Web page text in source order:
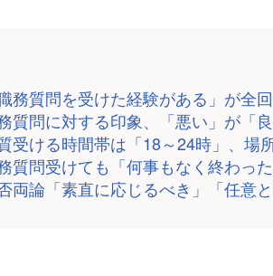
務質問を受けた経験がある」が全
質問に対する印象、「悪い」が「
受ける時間帯は「18～24時」、場
質問受けても「何事もなく終わっ
両論「素直に応じるべき」「任意